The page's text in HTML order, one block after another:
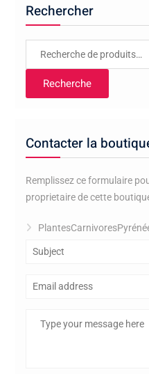
Rechercher
Recherche
Contacter la
Remplissez ce formulaire
proprietaire de cette